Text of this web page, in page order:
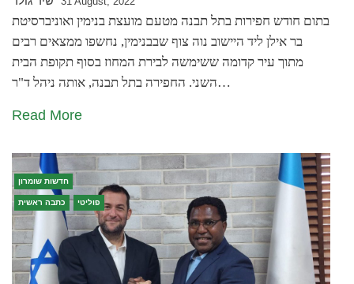
בתום חודש חפירות בתל תבנה מטעם מועצת בנימין ואוניברסיטת
בר אילן ליד היישוב נוה צוף שבבנימין, נחשפו ממצאים רבים
מתוך עיר קדומה ששימשה לבירת המחוז בסוף תקופת הבית
השני. החפירה בתל תבנה, אותה ניהל ד"ר…
Read More
חדשות שומרון
כתבה ראשית פוליטי